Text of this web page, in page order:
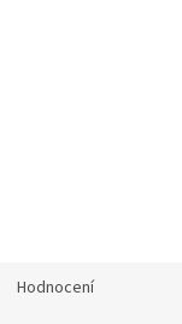
Hodnocení